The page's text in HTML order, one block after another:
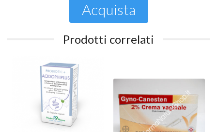
Acquista
Prodotti correlati